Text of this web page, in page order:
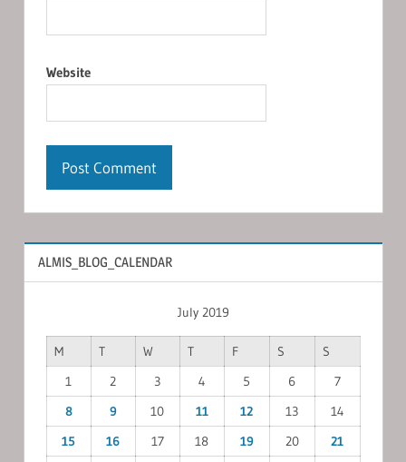
Website
ALMIS_BLOG_CALENDAR
July 2019
M T W T F S
S
1
2 3 4 5 6
7
8
9 10 11 12 13
14
15
16 17 18 19 20
21